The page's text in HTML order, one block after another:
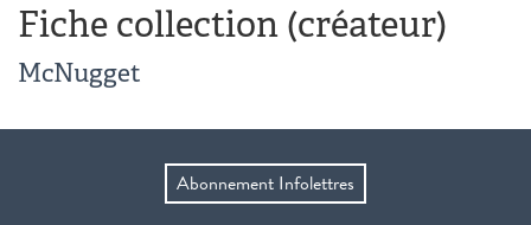
Fiche collection (créateur)
McNugget
Abonnement Infolettres